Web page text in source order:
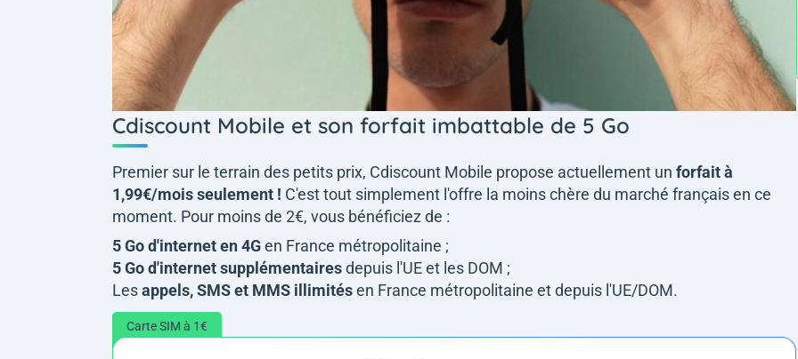
Cdiscount Mobile et son forfait imbattable de 5 Go
Premier sur le terrain des petits prix, Cdiscount Mobile propose actuellement un forfait à
1,99€/mois seulement ! C'est tout simplement l'offre la moins chère du marché français en ce
moment. Pour moins de 2€, vous bénéficiez de :
5 Go d'internet en 4Gen France métropolitaine ;
5 Go d'internet supplémentairesdepuis l'UE et les DOM ;
Lesappels, SMS et MMS illimitésen France métropolitaine et depuis l'UE/DOM.
Carte SIM à 1€